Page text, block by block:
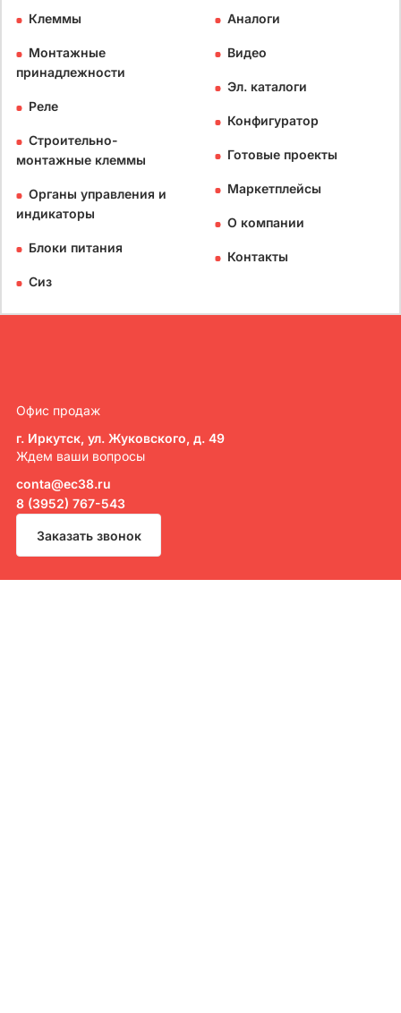
Клеммы
Монтажные
принадлежности
Реле
Строительно-
монтажные клеммы
Органы управления и
индикаторы
Блоки питания
Сиз
Аналоги
Видео
Эл. каталоги
Конфигуратор
Готовые проекты
Маркетплейсы
О компании
Контакты
Офис продаж
г. Иркутск, ул. Жуковского, д. 49
Ждем ваши вопросы
conta@ec38.ru
8 (3952) 767-543
Заказать звонок